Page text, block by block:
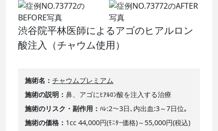
渋谷院平林医師によるアゴのヒアルロン
酸注入（チャウム使用）
施術名
チャウムプレミアム
施術の説明
鼻、アゴにﾋｱﾙﾛﾝ酸を注入する治療
施術のリスク・副作用
ﾊﾚ:2～3日､内出血:3～7日位｡
施術の価格
1cc 44,000円(ﾓﾆﾀｰ価格)～55,000円(税込)